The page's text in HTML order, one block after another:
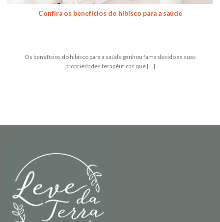
Confira os benefícios do hibisco para a saúde
Os benefícios do hibisco para a saúde ganhou fama devido às suas
propriedades terapêuticas que [...]